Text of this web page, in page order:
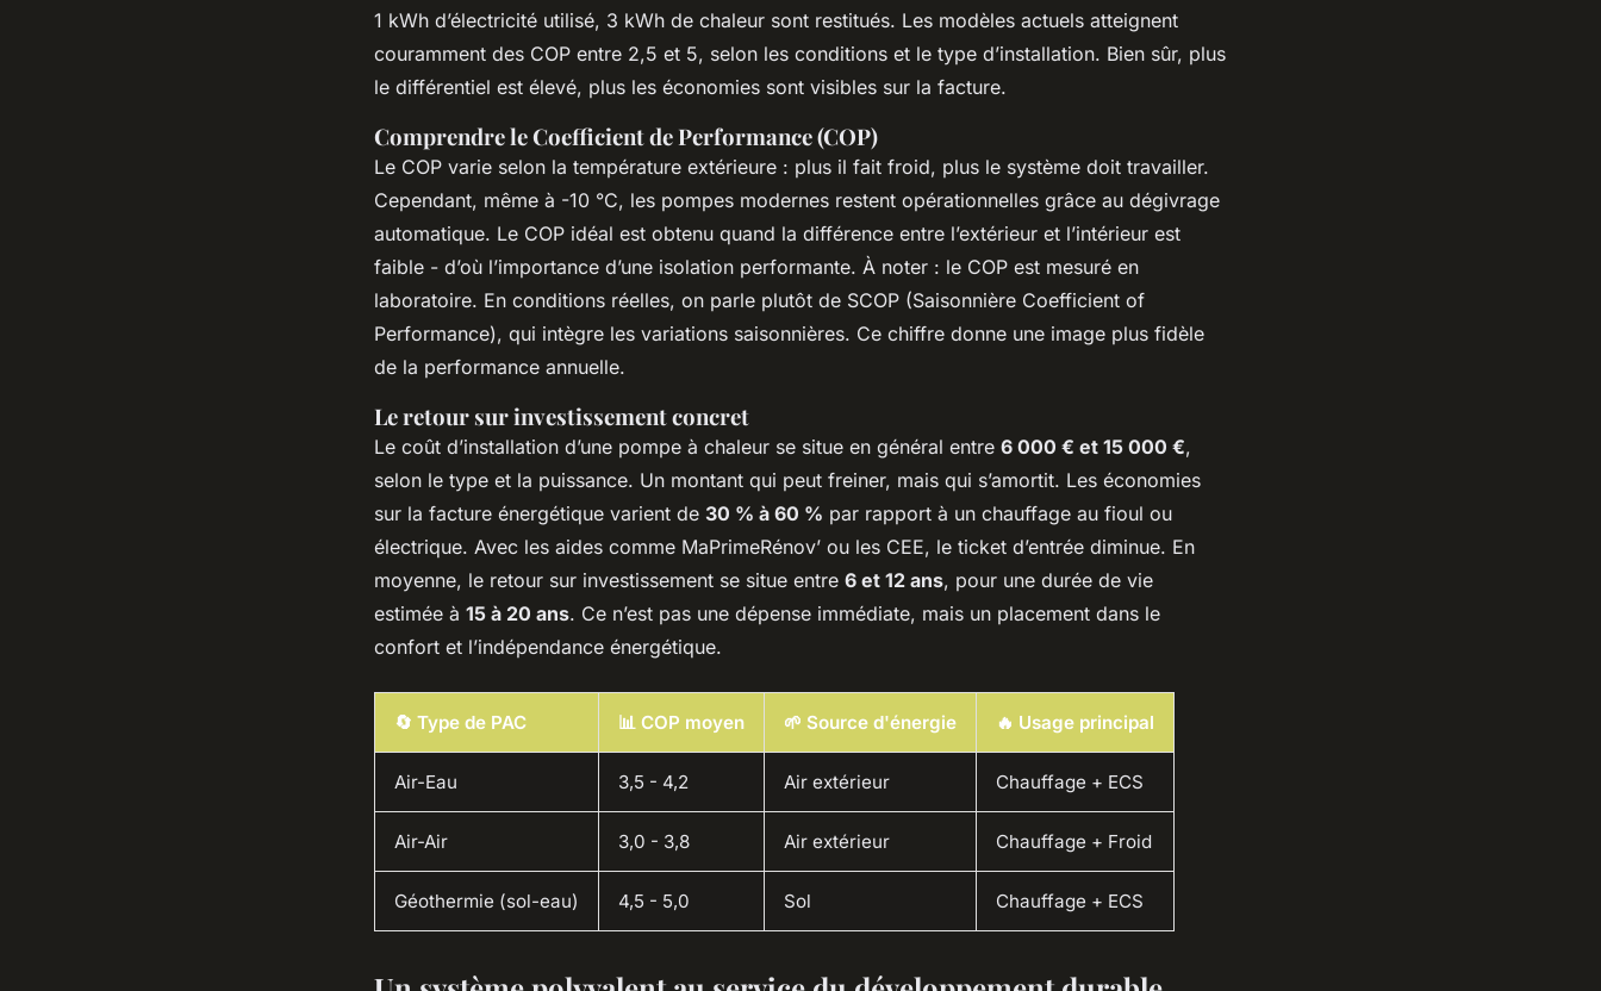
1 kWh d’électricité utilisé, 3 kWh de chaleur sont restitués. Les modèles actuels atteignent
couramment des COP entre 2,5 et 5, selon les conditions et le type d’installation. Bien sûr, plus
le différentiel est élevé, plus les économies sont visibles sur la facture.
Comprendre le Coefficient de Performance (COP)
Le COP varie selon la température extérieure : plus il fait froid, plus le système doit travailler.
Cependant, même à -10 °C, les pompes modernes restent opérationnelles grâce au dégivrage
automatique. Le COP idéal est obtenu quand la différence entre l’extérieur et l’intérieur est
faible - d’où l’importance d’une isolation performante. À noter : le COP est mesuré en
laboratoire. En conditions réelles, on parle plutôt de SCOP (Saisonnière Coefficient of
Performance), qui intègre les variations saisonnières. Ce chiffre donne une image plus fidèle
de la performance annuelle.
Le retour sur investissement concret
Le coût d’installation d’une pompe à chaleur se situe en général entre 6 000 € et 15 000 €,
selon le type et la puissance. Un montant qui peut freiner, mais qui s’amortit. Les économies
sur la facture énergétique varient de 30 % à 60 % par rapport à un chauffage au fioul ou
électrique. Avec les aides comme MaPrimeRénov’ ou les CEE, le ticket d’entrée diminue. En
moyenne, le retour sur investissement se situe entre 6 et 12 ans, pour une durée de vie
estimée à 15 à 20 ans. Ce n’est pas une dépense immédiate, mais un placement dans le
confort et l’indépendance énergétique.
🔄 Type de PAC 📊 COP moyen 🌱 Source d'énergie 🔥 Usage principal
Air-Eau 3,5 - 4,2 Air extérieur Chauffage + ECS
Air-Air 3,0 - 3,8 Air extérieur Chauffage + Froid
Géothermie (sol-eau) 4,5 - 5,0 Sol Chauffage + ECS